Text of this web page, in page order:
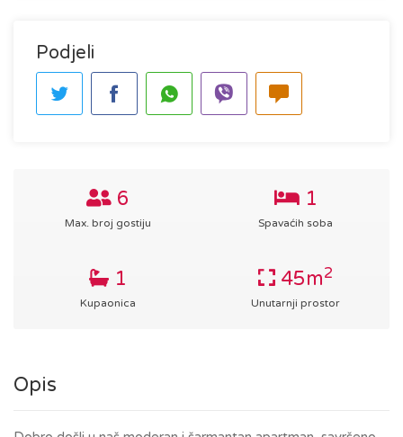
Podjeli
6
Max. broj gostiju
1
Spavaćih soba
1
Kupaonica
45m2
Unutarnji prostor
Opis